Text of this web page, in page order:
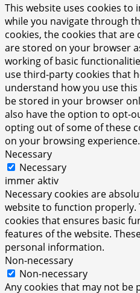
This website uses cookies to
while you navigate through
cookies, the cookies that are
are stored on your browser
working of basic
use third-party cookies that
understand how you use this
be stored in your browser
also have the option to opt-
opting out of some of these
on your browsing experience.
Necessary
Necessary
immer aktiv
Necessary cookies are
website to function properly.
cookies that ensures basic
features of the website.
personal information.
Non-necessary
Non-necessary
Any cookies that may not be